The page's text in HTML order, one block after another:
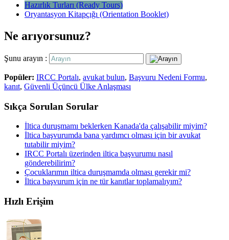
Hazırlık Turları (Ready Tours)
Oryantasyon Kitapçığı (Orientation Booklet)
Ne arıyorsunuz?
Şunu arayın :
Popüler: IRCC Portalı, avukat bulun, Başvuru Nedeni Formu,
kanıt, Güvenli Üçüncü Ülke Anlaşması
Sıkça Sorulan Sorular
İltica duruşmamı beklerken Kanada'da çalışabilir miyim?
İltica başvurumda bana yardımcı olması için bir avukat
tutabilir miyim?
IRCC Portalı üzerinden iltica başvurumu nasıl
gönderebilirim?
Çocuklarımın iltica duruşmamda olması gerekir mi?
İltica başvurum için ne tür kanıtlar toplamalıyım?
Hızlı Erişim